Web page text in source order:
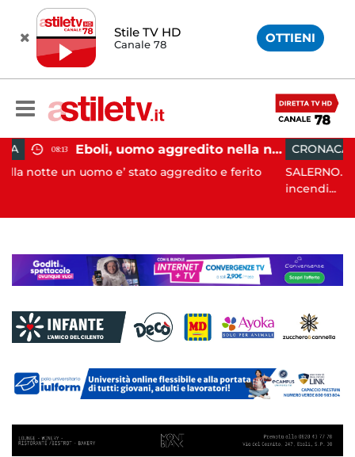
Stile TV HD
Canale 78 OTTIENI
Eboli, uomo aggredito nella notte: indagini in corso
stato aggredito e ferito
CRONACA 08:09
SALERNO. L’ANPANA OFFICIAL